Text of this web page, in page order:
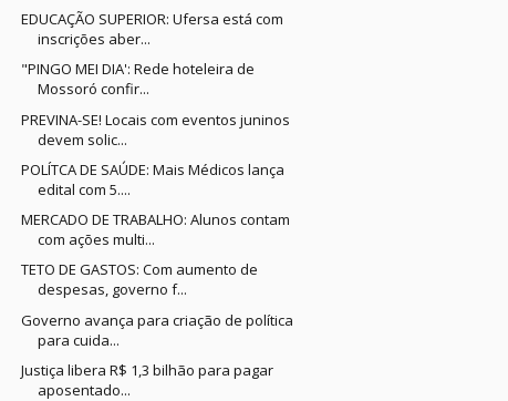
EDUCAÇÃO SUPERIOR: Ufersa está com
inscrições aber...
"PINGO MEI DIA': Rede hoteleira de
Mossoró confir...
PREVINA-SE! Locais com eventos juninos
devem solic...
POLÍTCA DE SAÚDE: Mais Médicos lança
edital com 5....
MERCADO DE TRABALHO: Alunos contam
com ações multi...
TETO DE GASTOS: Com aumento de
despesas, governo f...
Governo avança para criação de política
para cuida...
Justiça libera R$ 1,3 bilhão para pagar
aposentado...